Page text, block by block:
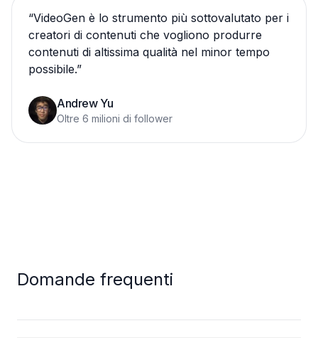
“VideoGen è lo strumento più sottovalutato per i
creatori di contenuti che vogliono produrre
contenuti di altissima qualità nel minor tempo
possibile.”
Andrew Yu
Oltre 6 milioni di follower
Domande frequenti